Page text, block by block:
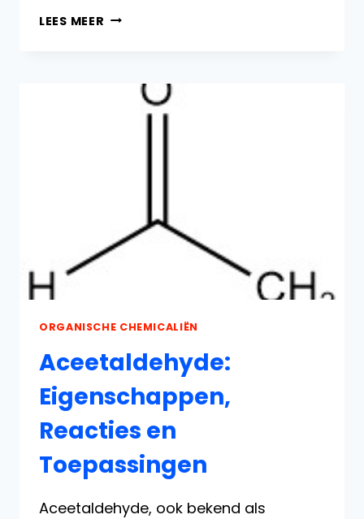
LEES MEER PRODUCTIEPROCES
ORGANISCHE CHEMICALIËN
Aceetaldehyde:
Eigenschappen,
Reacties en
Toepassingen
Aceetaldehyde, ook bekend als